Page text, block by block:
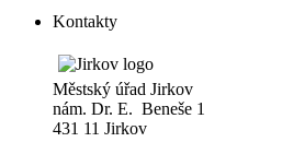
Kontakty
Městský úřad Jirkov
nám. Dr. E. Beneše 1
431 11 Jirkov